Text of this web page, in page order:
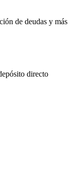
de deudas y más
directo